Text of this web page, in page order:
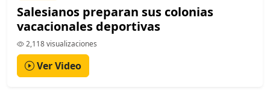
Salesianos preparan sus colonias
vacacionales deportivas
2,118 visualizaciones
Ver Video